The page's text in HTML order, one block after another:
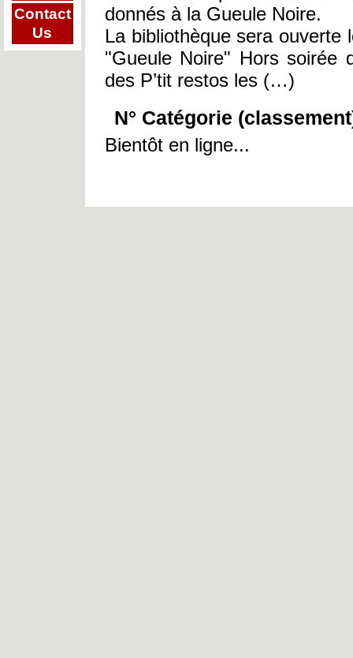
Contact
Us
donnés à la Gueule Noire.
La bibliothèque sera
"Gueule Noire" Hors soirée
des P’tit restos les (…)
N° Catégorie
Bientôt en ligne...